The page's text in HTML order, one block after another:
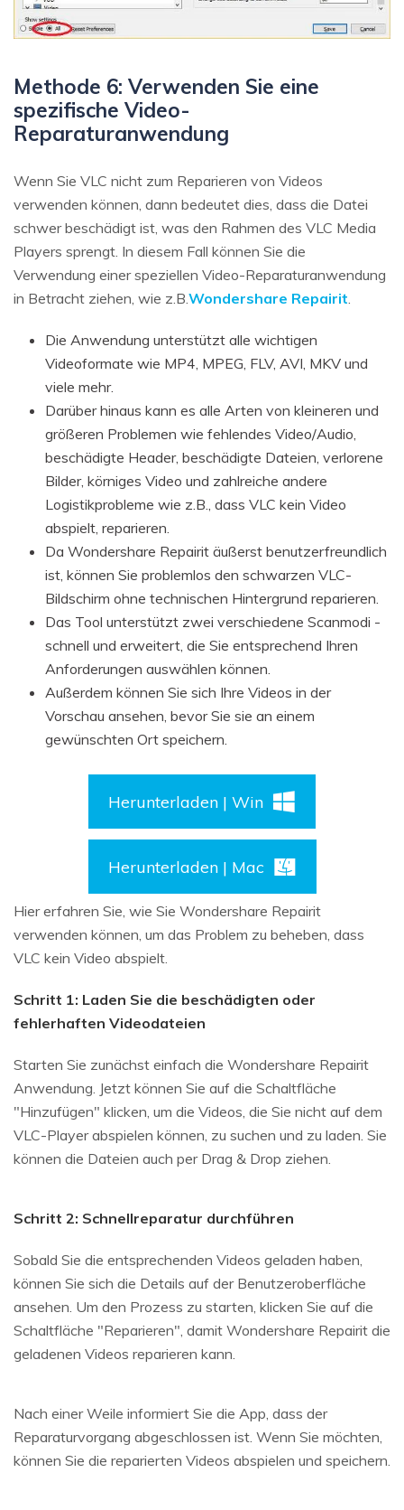
Methode 6: Verwenden Sie eine
spezifische Video-
Reparaturanwendung
Wenn Sie VLC nicht zum Reparieren von Videos
verwenden können, dann bedeutet dies, dass die Datei
schwer beschädigt ist, was den Rahmen des VLC Media
Players sprengt. In diesem Fall können Sie die
Verwendung einer speziellen Video-Reparaturanwendung
in Betracht ziehen, wie z.B.Wondershare Repairit.
Die Anwendung unterstützt alle wichtigen
Videoformate wie MP4, MPEG, FLV, AVI, MKV und
viele mehr.
Darüber hinaus kann es alle Arten von kleineren und
größeren Problemen wie fehlendes Video/Audio,
beschädigte Header, beschädigte Dateien, verlorene
Bilder, körniges Video und zahlreiche andere
Logistikprobleme wie z.B., dass VLC kein Video
abspielt, reparieren.
Da Wondershare Repairit äußerst benutzerfreundlich
ist, können Sie problemlos den schwarzen VLC-
Bildschirm ohne technischen Hintergrund reparieren.
Das Tool unterstützt zwei verschiedene Scanmodi -
schnell und erweitert, die Sie entsprechend Ihren
Anforderungen auswählen können.
Außerdem können Sie sich Ihre Videos in der
Vorschau ansehen, bevor Sie sie an einem
gewünschten Ort speichern.
Herunterladen | Win
Herunterladen | Mac
Hier erfahren Sie, wie Sie Wondershare Repairit
verwenden können, um das Problem zu beheben, dass
VLC kein Video abspielt.
Schritt 1: Laden Sie die beschädigten oder
fehlerhaften Videodateien
Starten Sie zunächst einfach die Wondershare Repairit
Anwendung. Jetzt können Sie auf die Schaltfläche
"Hinzufügen" klicken, um die Videos, die Sie nicht auf dem
VLC-Player abspielen können, zu suchen und zu laden. Sie
können die Dateien auch per Drag & Drop ziehen.
Schritt 2: Schnellreparatur durchführen
Sobald Sie die entsprechenden Videos geladen haben,
können Sie sich die Details auf der Benutzeroberfläche
ansehen. Um den Prozess zu starten, klicken Sie auf die
Schaltfläche "Reparieren", damit Wondershare Repairit die
geladenen Videos reparieren kann.
Nach einer Weile informiert Sie die App, dass der
Reparaturvorgang abgeschlossen ist. Wenn Sie möchten,
können Sie die reparierten Videos abspielen und speichern.